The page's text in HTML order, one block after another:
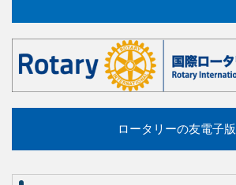
ロータリーの友電子版